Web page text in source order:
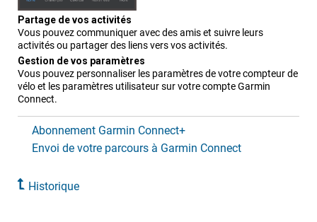
Partage de vos activités
Vous pouvez communiquer avec des amis et suivre leurs
activités ou partager des liens vers vos activités.
Gestion de vos paramètres
Vous pouvez personnaliser les paramètres de votre compteur de
vélo et les paramètres utilisateur sur votre compte Garmin
Connect.
Abonnement Garmin Connect+
Envoi de votre parcours à Garmin Connect
Historique